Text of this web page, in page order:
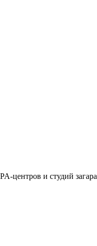
центров и студий загара